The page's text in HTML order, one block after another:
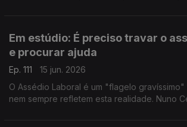
Em estúdio: É preciso travar o
e procurar ajuda
Ep. 111
15 jun. 2026
O Assédio Laboral é um "flagelo gravíssimo"
nem sempre refletem esta realidade. Nuno